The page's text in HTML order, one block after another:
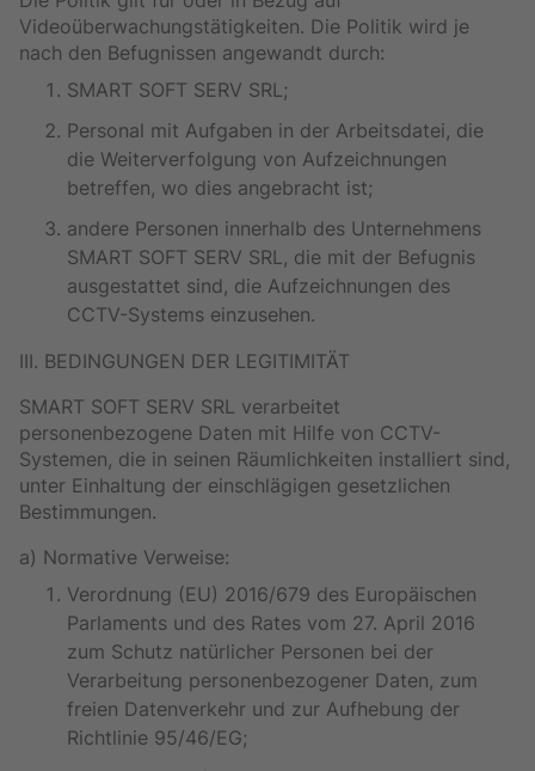
Videoüberwachungstätigkeiten. Die Politik wird je
nach den Befugnissen angewandt durch:
SMART SOFT SERV SRL;
Personal mit Aufgaben in der Arbeitsdatei, die
die Weiterverfolgung von Aufzeichnungen
betreffen, wo dies angebracht ist;
andere Personen innerhalb des Unternehmens
SMART SOFT SERV SRL, die mit der Befugnis
ausgestattet sind, die Aufzeichnungen des
CCTV-Systems einzusehen.
III. BEDINGUNGEN DER LEGITIMITÄT
SMART SOFT SERV SRL verarbeitet
personenbezogene Daten mit Hilfe von CCTV-
Systemen, die in seinen Räumlichkeiten installiert sind,
unter Einhaltung der einschlägigen gesetzlichen
Bestimmungen.
a) Normative Verweise:
Verordnung (EU) 2016/679 des Europäischen
Parlaments und des Rates vom 27. April 2016
zum Schutz natürlicher Personen bei der
Verarbeitung personenbezogener Daten, zum
freien Datenverkehr und zur Aufhebung der
Richtlinie 95/46/EG;